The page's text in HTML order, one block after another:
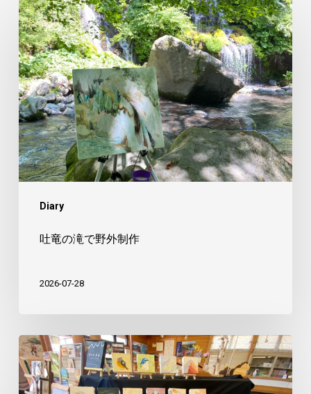
Diary
吐
竜
の
滝
で
野
外
制
作
吐竜の滝で野外制作
2026-07-28
美
し
森